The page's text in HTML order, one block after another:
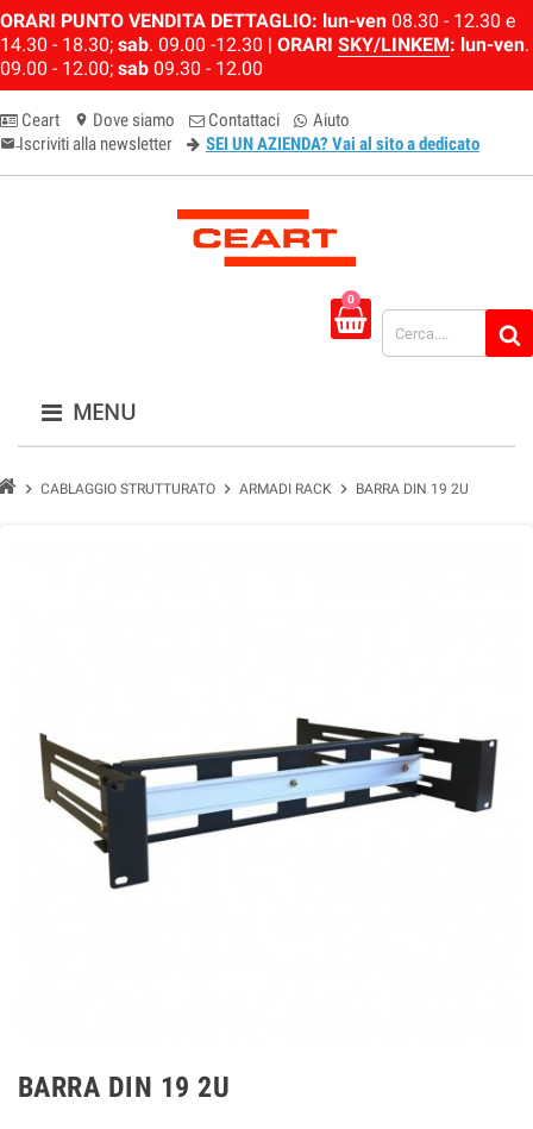
ORARI PUNTO VENDITA DETTAGLIO: lun-ven 08.30 - 12.30 e
14.30 - 18.30; sab. 09.00 -12.30 | ORARI SKY/LINKEM: lun-ven.
09.00 - 12.00; sab 09.30 - 12.00
Ceart location_on Dove siamo Contattaci Aiuto
email-newsletter
Iscriviti alla newsletter SEI UN AZIENDA? Vai al sito a dedicato
0
MENU
chevron_right CABLAGGIO STRUTTURATO chevron_right ARMADI RACK chevron_right BARRA DIN 19 2U
BARRA DIN 19 2U